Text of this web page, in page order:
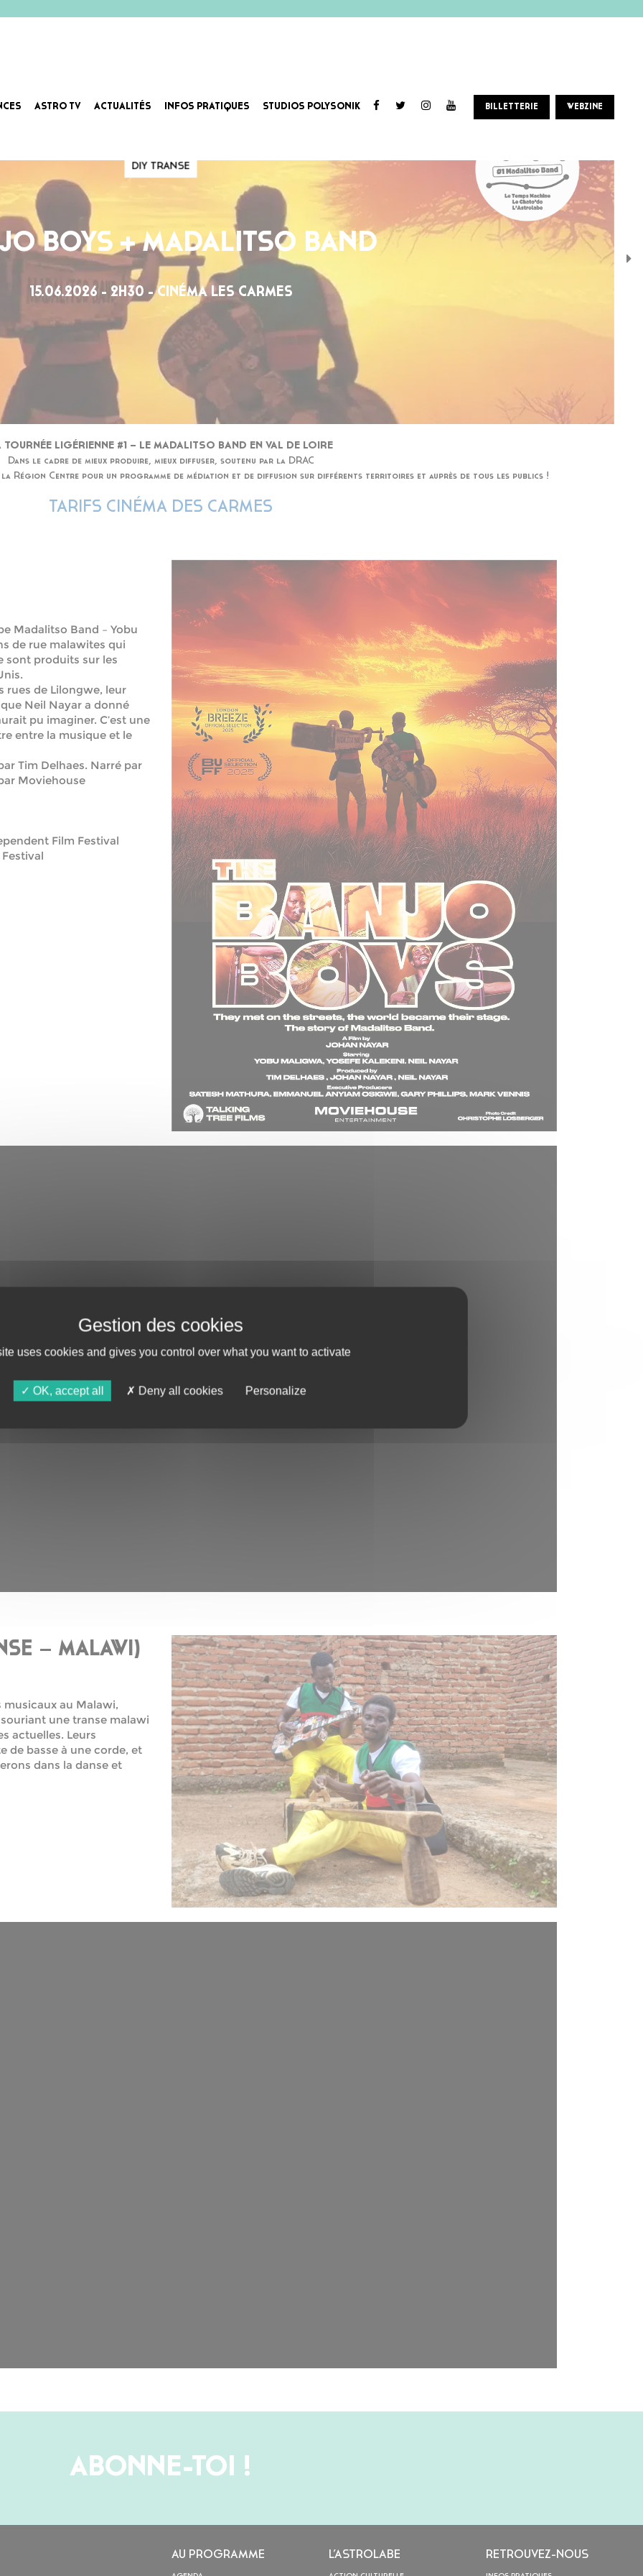
ASTRO TV ACTUALITÉS INFOS PRATIQUES STUDIOS POLYSONIK BILLETTERIE WEBZINE
DIY TRANSE
BOYS + MADALITSO BAND
15.06.2026 - 2H30 - CINÉMA LES CARMES
TOURNÉE LIGÉRIENNE #1 – LE MADALITSO BAND EN VAL DE LOIRE
Dans le cadre de mieux produire, mieux diffuser, soutenu par la DRAC
Région Centre pour un programme de médiation et de diffusion sur différents territoires et auprès de tous les publics !
TARIFS CINÉMA DES CARMES
Madalitso Band – Yobu
de rue malawites qui
sont produits sur les
rues de Lilongwe, leur
Neil Nayar a donné
pu imaginer. C’est une
entre la musique et le
Tim Delhaes. Narré par
Moviehouse
Film Festival
– MALAWI)
au Malawi,
une transe malawi
actuelles. Leurs
de basse à une corde, et
dans la danse et
ABONNE-TOI !
AU PROGRAMME L’ASTROLABE RETROUVEZ-NOUS
uses cookies and gives you control over what you want to activate
OK, accept all Deny all cookies Personalize